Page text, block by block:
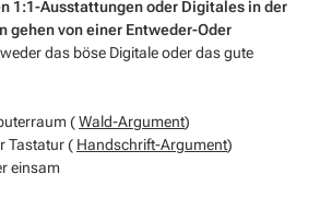
1:1-Ausstattungen oder Digitales in der
gehen von einer Entweder-Oder
das böse Digitale oder das gute
(Wald-Argument)
Tastatur ( Handschrift-Argument)
einsam